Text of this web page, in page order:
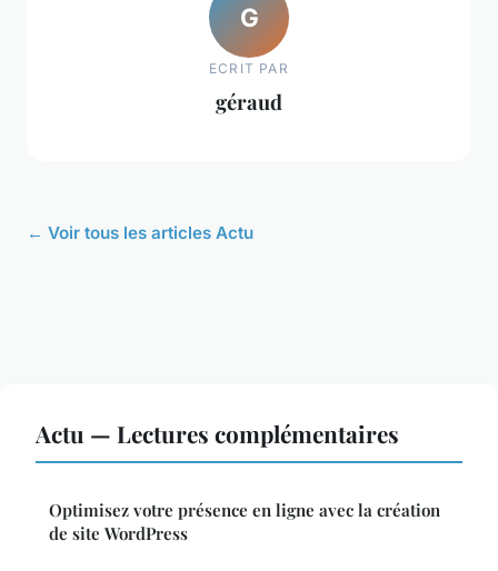
G
ECRIT PAR
géraud
← Voir tous les articles Actu
Actu — Lectures complémentaires
Optimisez votre présence en ligne avec la création
de site WordPress